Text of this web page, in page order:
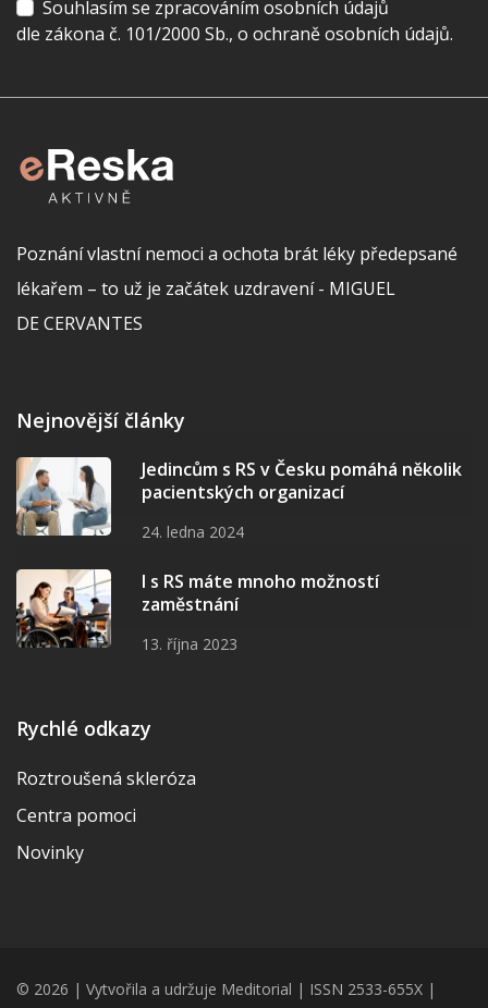
Souhlasím se zpracováním osobních údajů
dle zákona č. 101/2000 Sb., o ochraně osobních údajů.
Poznání vlastní nemoci a ochota brát léky předepsané
lékařem – to už je začátek uzdravení - MIGUEL
DE CERVANTES
Nejnovější články
Jedincům s RS v Česku pomáhá několik
pacientských organizací
24. ledna 2024
I s RS máte mnoho možností
zaměstnání
13. října 2023
Rychlé odkazy
Roztroušená skleróza
Centra pomoci
Novinky
© 2026 | Vytvořila a udržuje Meditorial | ISSN 2533-655X |